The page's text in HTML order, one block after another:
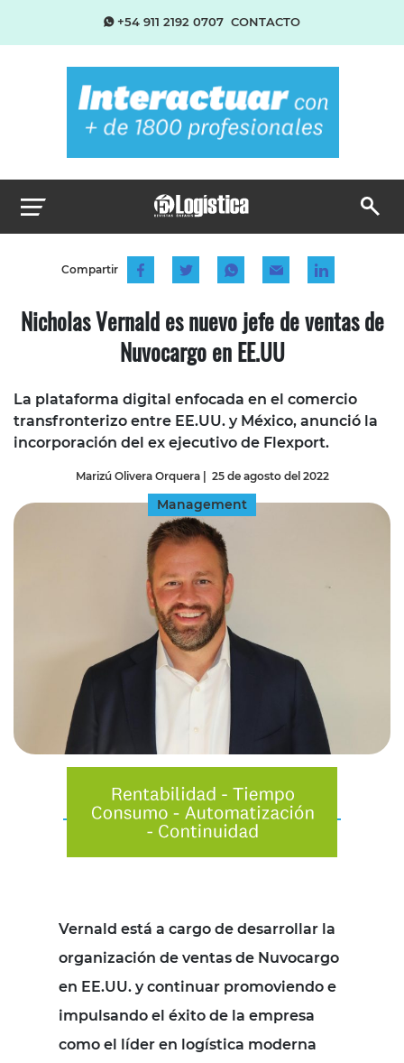
+54 911 2192 0707 CONTACTO
Compartir
Nicholas Vernald es nuevo jefe de ventas de
Nuvocargo en EE.UU
La plataforma digital enfocada en el comercio
transfronterizo entre EE.UU. y México, anunció la
incorporación del ex ejecutivo de Flexport.
Marizú Olivera Orquera| 25 de agosto del 2022
Management
Vernald está a cargo de desarrollar la
organización de ventas de Nuvocargo
en EE.UU. y continuar promoviendo e
impulsando el éxito de la empresa
como el líder en logística moderna